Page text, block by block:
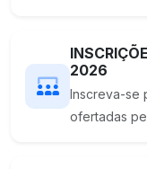
2026
Inscreva-se
ofertadas